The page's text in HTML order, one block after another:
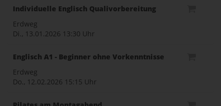
Individuelle Englisch Qualivorbereitung
Erdweg
Di., 13.01.2026 13:30 Uhr
Englisch A1 - Beginner ohne Vorkenntnisse
Erdweg
Do., 12.02.2026 15:15 Uhr